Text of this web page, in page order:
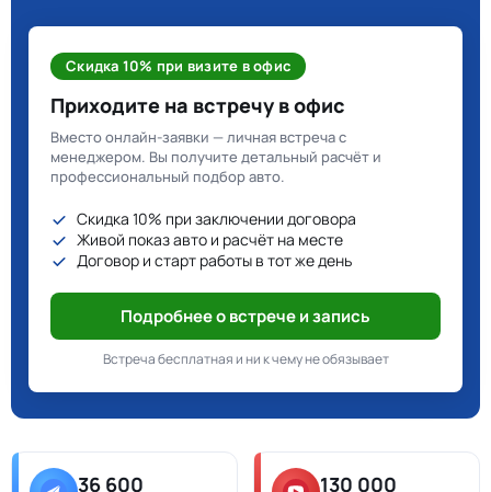
Скидка 10% при визите в офис
Приходите на встречу в офис
Вместо онлайн-заявки — личная встреча с
менеджером. Вы получите детальный расчёт и
профессиональный подбор авто.
Скидка 10% при заключении договора
Живой показ авто и расчёт на месте
Договор и старт работы в тот же день
Подробнее о встрече и запись
Встреча бесплатная и ни к чему не обязывает
36 600 130 000